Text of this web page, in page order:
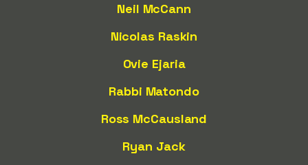
Neil McCann
Nicolas Raskin
Ovie Ejaria
Rabbi Matondo
Ross McCausland
Ryan Jack